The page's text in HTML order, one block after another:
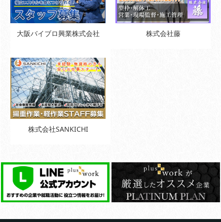
大阪バイブロ興業株式会社 株式会社藤
株式会社SANKICHI